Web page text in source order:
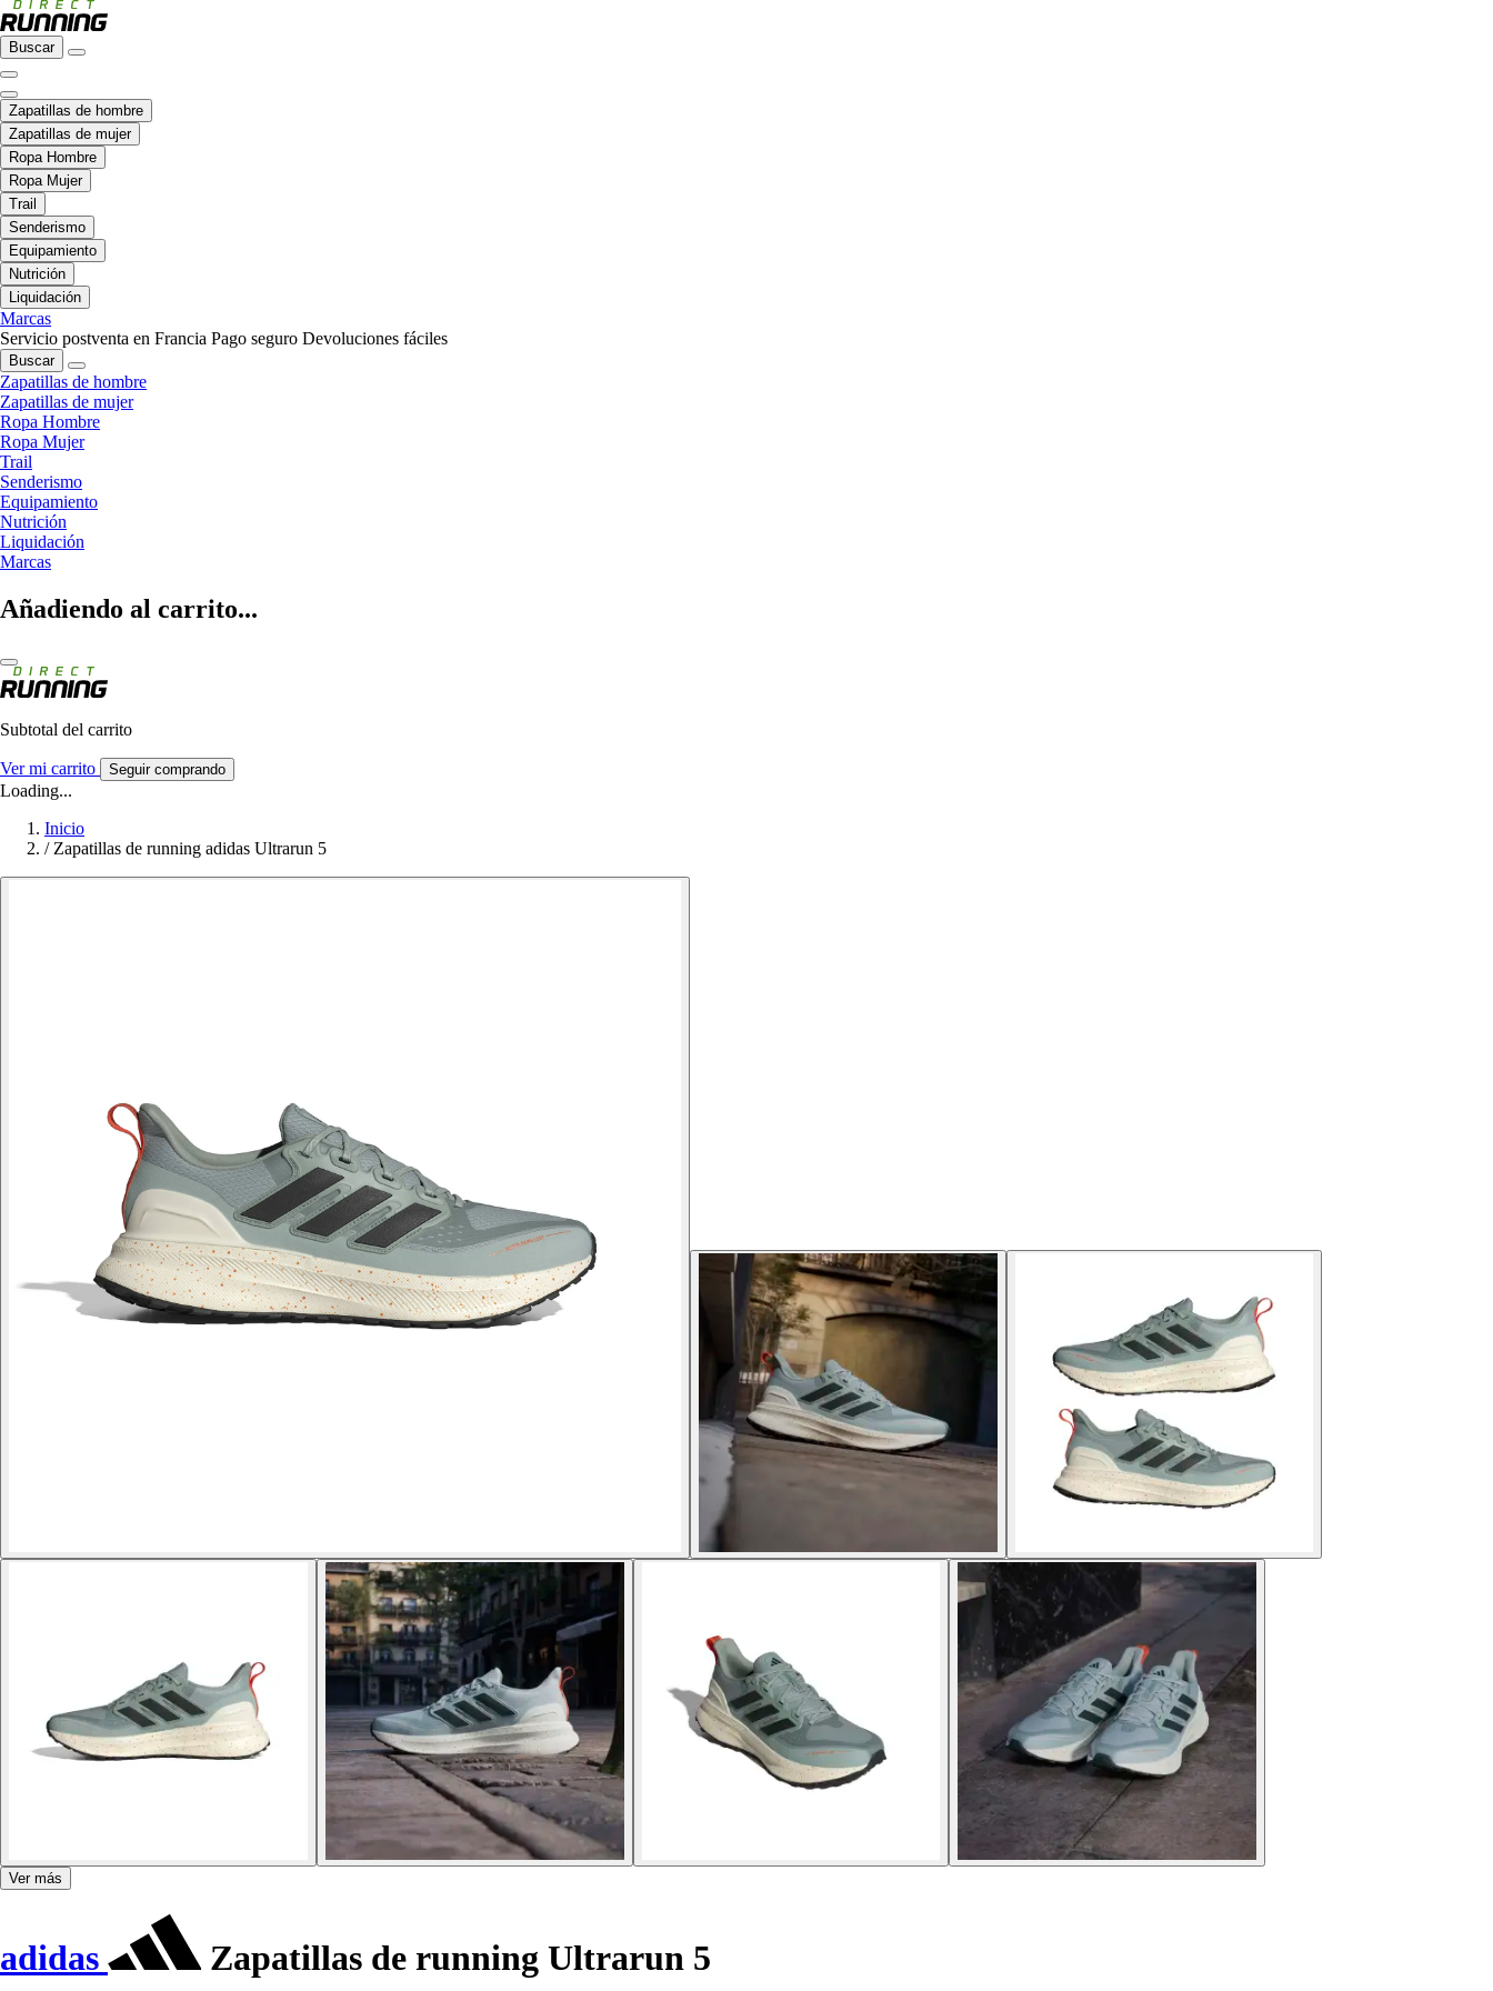
Buscar
Zapatillas de hombre
Zapatillas de mujer
Ropa Hombre
Ropa Mujer
Trail
Senderismo
Equipamiento
Nutrición
Liquidación
Marcas
Servicio postventa en Francia Pago seguro Devoluciones fáciles
Buscar
Zapatillas de hombre
Zapatillas de mujer
Ropa Hombre
Ropa Mujer
Trail
Senderismo
Equipamiento
Nutrición
Liquidación
Marcas
Añadiendo al carrito...
Subtotal del carrito
Ver mi carrito Seguir comprando
Loading...
Inicio
/ Zapatillas de running adidas Ultrarun 5
Ver más
adidas Zapatillas de running Ultrarun 5